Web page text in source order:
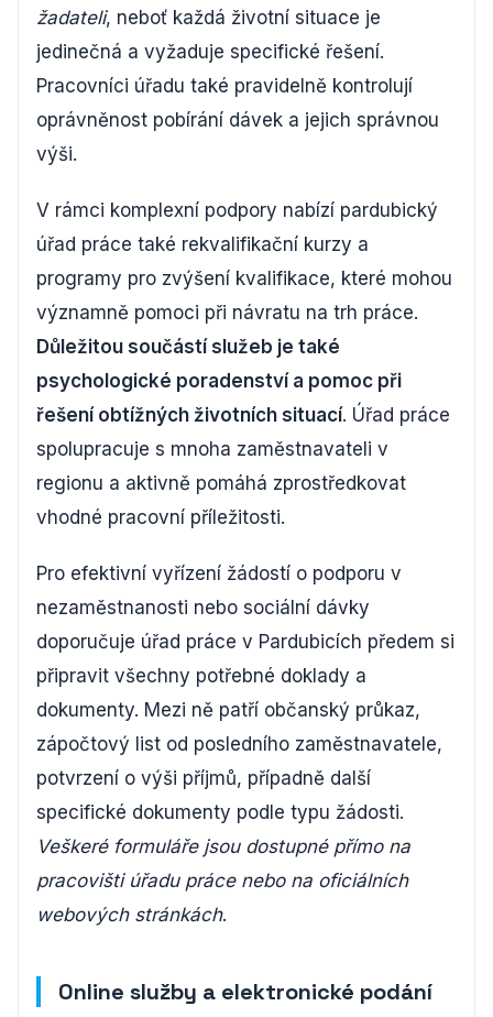
žadateli, neboť každá životní situace je
jedinečná a vyžaduje specifické řešení.
Pracovníci úřadu také pravidelně kontrolují
oprávněnost pobírání dávek a jejich správnou
výši.
V rámci komplexní podpory nabízí pardubický
úřad práce také rekvalifikační kurzy a
programy pro zvýšení kvalifikace, které mohou
významně pomoci při návratu na trh práce.
Důležitou součástí služeb je také
psychologické poradenství a pomoc při
řešení obtížných životních situací. Úřad práce
spolupracuje s mnoha zaměstnavateli v
regionu a aktivně pomáhá zprostředkovat
vhodné pracovní příležitosti.
Pro efektivní vyřízení žádostí o podporu v
nezaměstnanosti nebo sociální dávky
doporučuje úřad práce v Pardubicích předem si
připravit všechny potřebné doklady a
dokumenty. Mezi ně patří občanský průkaz,
zápočtový list od posledního zaměstnavatele,
potvrzení o výši příjmů, případně další
specifické dokumenty podle typu žádosti.
Veškeré formuláře jsou dostupné přímo na
pracovišti úřadu práce nebo na oficiálních
webových stránkách.
Online služby a elektronické podání